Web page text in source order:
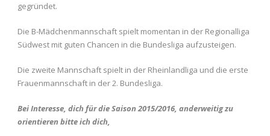
gegründet.
Die B-Mädchenmannschaft spielt momentan in der Regionalliga
Südwest mit guten Chancen in die Bundesliga aufzusteigen.
Die zweite Mannschaft spielt in der Rheinlandliga und die erste
Frauenmannschaft in der 2. Bundesliga.
Bei Interesse, dich für die Saison 2015/2016, anderweitig zu
orientieren bitte ich dich,